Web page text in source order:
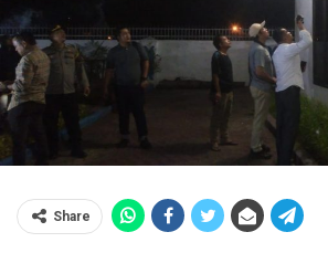
Share